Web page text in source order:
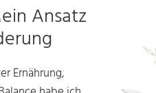
Ansatz
Ernährung,